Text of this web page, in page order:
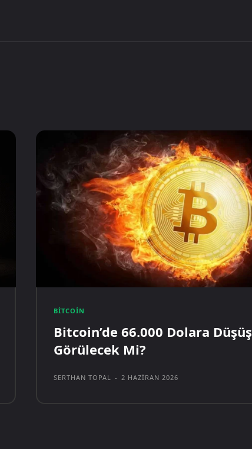
BITCOIN
Bitcoin’de 66.000 Dolara Düşüş
Görülecek Mi?
SERTHAN TOPAL - 2 HAZIRAN 2026